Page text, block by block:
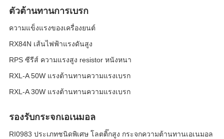
ตัวต้านทานการเบรก
ความแข็งแรงของเครื่องยนต์
RX84N เส้นไฟฟ้าแรงดันสูง
RPS ซีรีส์ ความแรงสูง resistor หนังหนา
RXL-A 50W แรงต้านทานความแรงเบรก
RXL-A 30W แรงต้านทานความแรงเบรก
รองรับกระจกเอเนมอล
RI0983 ประเภทชนิดพิเศษ โลตติ๊กสูง กระจกความต้านทานเอเนมอล